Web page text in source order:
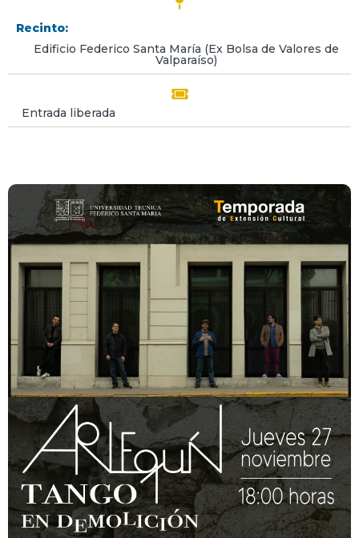
Recinto:
Edificio Federico Santa María (Ex Bolsa de Valores de
Valparaíso)
Entrada liberada